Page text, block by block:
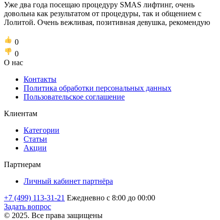
Уже два года посещаю процедуру SMAS лифтинг, очень
довольна как результатом от процедуры, так и общением с
Лолитой. Очень вежливая, позитивная девушка, рекомендую
0
0
О нас
Контакты
Политика обработки персональных данных
Пользовательское соглашение
Клиентам
Категории
Статьи
Акции
Партнерам
Личный кабинет партнёра
+7 (499) 113-31-21 Ежедневно с 8:00 до 00:00
Задать вопрос
© 2025. Все права защищены